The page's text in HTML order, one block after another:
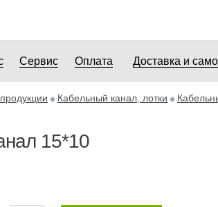
Сервис Оплата Доставка и
Кабельный канал, лотки
15*10